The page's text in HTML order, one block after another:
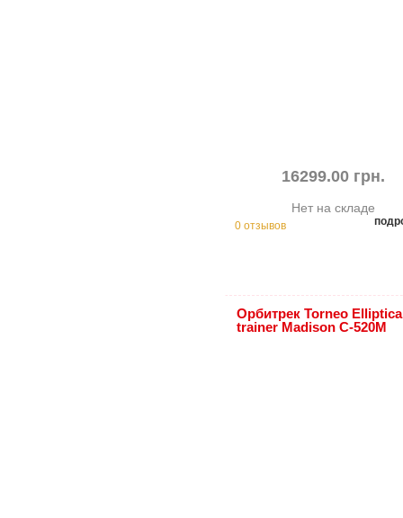
16299.00 грн.
Нет на складе
0 отзывов
Орбитрек Torneo
trainer Madison C-520M